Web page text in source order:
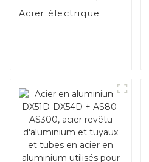
Acier électrique